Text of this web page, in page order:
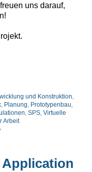
uns darauf,
und Konstruktion,
, Planung, Prototypenbau,
, SPS, Virtuelle
Arbeit